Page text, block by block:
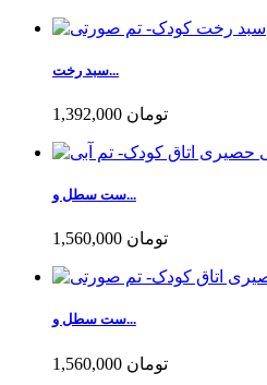
سبد رخت...
1,392,000 تومان
ست سطل و...
1,560,000 تومان
ست سطل و...
1,560,000 تومان